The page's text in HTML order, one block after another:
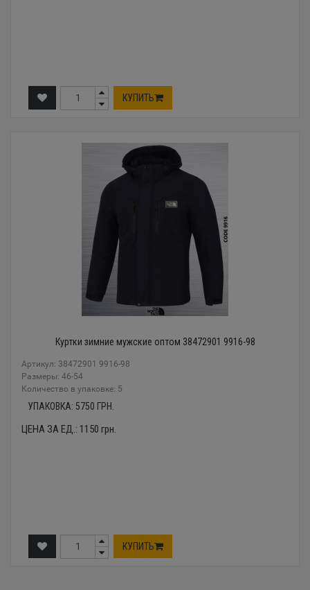
КУПИТЬ
Куртки зимние мужские оптом 38472901 9916-98
Артикул: 38472901 9916-98
Размеры: 46-54
Количество в упаковке: 5
УПАКОВКА: 5750 ГРН.
ЦЕНА ЗА ЕД.: 1150 грн.
КУПИТЬ